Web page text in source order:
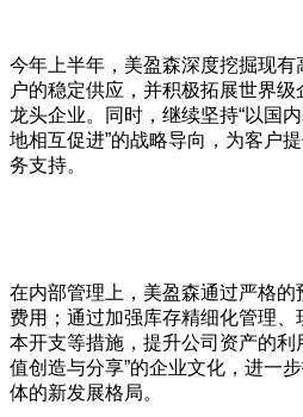
今年上半年，美盈森深度挖掘现
户的稳定供应，并积极拓展世界
龙头企业。同时，继续坚持“以国
地相互促进”的战略导向，为客户
务支持。
在内部管理上，美盈森通过严格
费用；通过加强库存精细化管理
本开支等措施，提升公司资产的利
值创造与分享”的企业文化，进一
体的新发展格局。